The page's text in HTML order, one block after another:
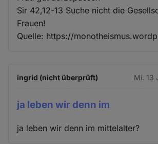
Sir 42,12-13 Suche nicht die
Frauen!
Quelle: https://
ingrid (nicht überprüft) Mi. 13
ja leben wir denn im
ja leben wir denn im mittelalter?